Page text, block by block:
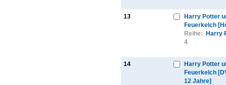
13
Harry Potter
Feuerkelch
Reihe:
Harry
4
14
Harry Potter
Feuerkelch
12 Jahre]